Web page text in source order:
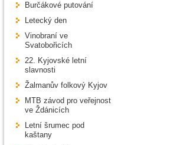
Burčákové putování
Letecký den
Vinobraní ve
Svatobořicích
22. Kyjovské letní
slavnosti
Žalmanův folkový Kyjov
MTB závod pro veřejnost
ve Ždánicích
Letní šrumec pod
kaštany